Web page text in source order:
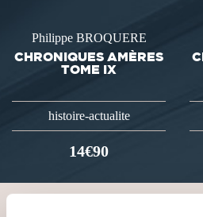
Philippe BROQUERE
CHRONIQUES AMÈRES
TOME IX
histoire-actualite
14€90